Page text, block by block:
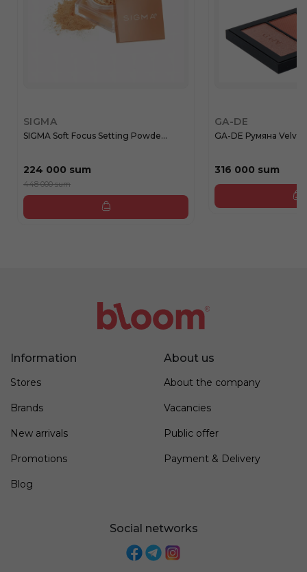
SIGMA
SIGMA Soft Focus Setting Powde...
224 000 sum
448 000 sum
GA-DE
GA-DE Румяна
316 000 sum
Information
Stores
Brands
New arrivals
Promotions
Blog
About us
About the company
Vacancies
Public offer
Payment & Delivery
Social networks